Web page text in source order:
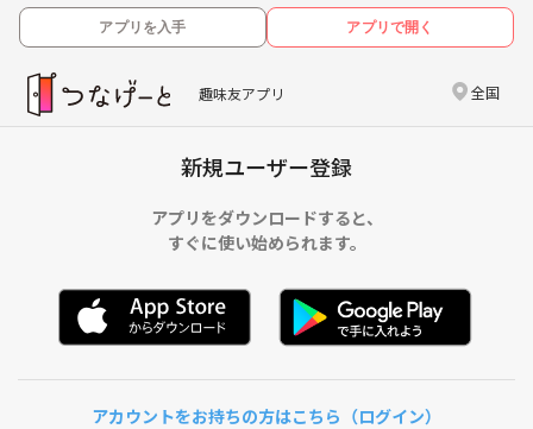
アプリを入手 アプリで開く
趣味友アプリ 全国
新規ユーザー登録
アプリをダウンロードすると、
すぐに使い始められます。
アカウントをお持ちの方はこちら（ログイン）